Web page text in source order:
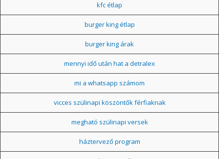
kfc étlap
burger king étlap
burger king árak
mennyi idő után hat a detralex
mi a whatsapp számom
vicces szülinapi köszöntők férfiaknak
megható szülinapi versek
háztervező program